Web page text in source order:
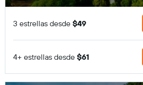
3 estrellas desde $49
4+ estrellas desde $61